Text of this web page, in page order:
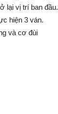
lại vị trí ban đầu.
hiện 3 ván.
và cơ đùi